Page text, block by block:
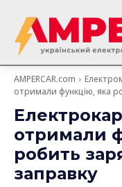
AMPERCAR.com
отримали функцію, яка
отримали
робить
заправку